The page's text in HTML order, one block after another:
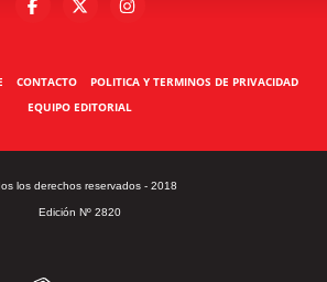
CONTACTO
POLITICA Y TERMINOS DE PRIVACIDAD
EQUIPO EDITORIAL
los derechos reservados - 2018
Edición Nº 2820